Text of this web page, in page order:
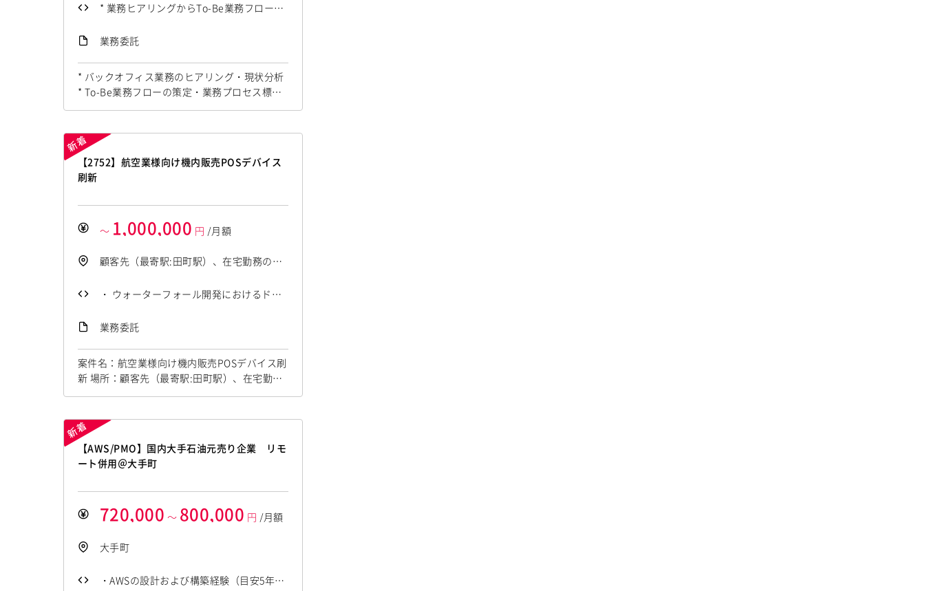
* 業務ヒアリングからTo-Be業務フロー作
標準化の経験 * システム要件定義の経験 *
英語での読み書きが可能な方（翻訳ツー
ル利用可） * コンサルティングファーム
業務委託
* バックオフィス業務のヒアリング・現状分析
* To-Be業務フローの策定・業務プロセス標準
化 * システム要件定義および関連ドキュメント
理 * 関係者との調整・合意形成・プロジェクト
推進 * DX推進に向けた業務改善施策の立案・
実行支援
【2752】航空業様向け機内販売POSデバイス
刷新
～ 1,000,000 円 /月額
顧客先（最寄駅:田町駅）、在宅勤務のハ
・ ウォーターフォール開発におけるドキ
進捗管理経験 ・ 要件や依頼内容を整理
し、具体的な成果物へ落とし込める能力
・ 高いコミュニケーション能力 ・ Googl
・ 冷静な判断力と高いストレス耐性・対
応力 ・ 言語（日本語：ネイティブレベ
ル、英語：読み...
業務委託
案件名：航空業様向け機内販売POSデバイス刷
新 場所：顧客先（最寄駅:田町駅）、在宅勤務
のハイブリッド型ワーク※週２～3日顧客オフ
2026年10月30日（延長の可能性有り） 単価：
～100万円 想定要員数：1名 業務内容： 航空
業様向けの機内販売POSデバイス刷新プロジェ
クトにおいて、機内販売で使用している既存P
【AWS/PMO】国内大手石油元売り企業 リモ
ート併用＠大手町
720,000 ～ 800,000 円 /月額
大手町
・AWSの設計および構築経験（目安5年以